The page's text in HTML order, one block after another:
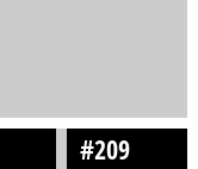
#209